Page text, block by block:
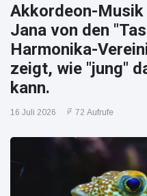
Akkordeon-
Jana von den
Harmonika-
zeigt, wie "jung"
kann.
16 Juli 2026 72 Aufrufe